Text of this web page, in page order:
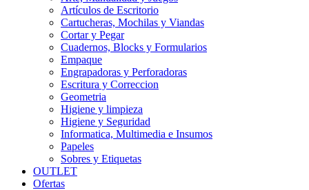
Artículos de Escritorio
Cartucheras, Mochilas y Viandas
Cortar y Pegar
Cuadernos, Blocks y Formularios
Empaque
Engrapadoras y Perforadoras
Escritura y Correccion
Geometria
Higiene y limpieza
Higiene y Seguridad
Informatica, Multimedia e Insumos
Papeles
Sobres y Etiquetas
OUTLET
Ofertas